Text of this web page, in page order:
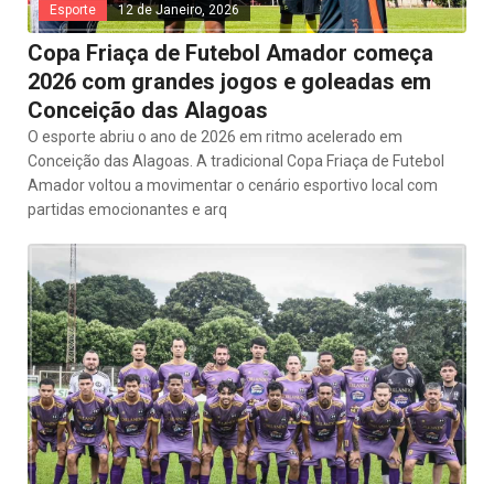
Esporte 12 de Janeiro, 2026
Copa Friaça de Futebol Amador começa
2026 com grandes jogos e goleadas em
Conceição das Alagoas
O esporte abriu o ano de 2026 em ritmo acelerado em
Conceição das Alagoas. A tradicional Copa Friaça de Futebol
Amador voltou a movimentar o cenário esportivo local com
partidas emocionantes e arq